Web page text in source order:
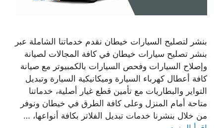
بنشر لتصليح السيارات خيطان نقدم خدماتنا الشاملة عبر
بنشر تصليح سيارات خيطان في كافة المجالات لصيانة
وإصلاح السيارات وفحص السيارات بالكمبيوتر مع صيانة
كافة أعطال كهرباء السيارة وميكانيكية السيارة وتبديل
التواير والبطاريات مع تأمين قطع غيار أصلية، خدماتنا
متاحة أمام المنزل وعلى كافة الطرق في خيطان ونوفر
من خلال بنشرنا خدمات تبديل الفلاتر بكافة أنواعها، …